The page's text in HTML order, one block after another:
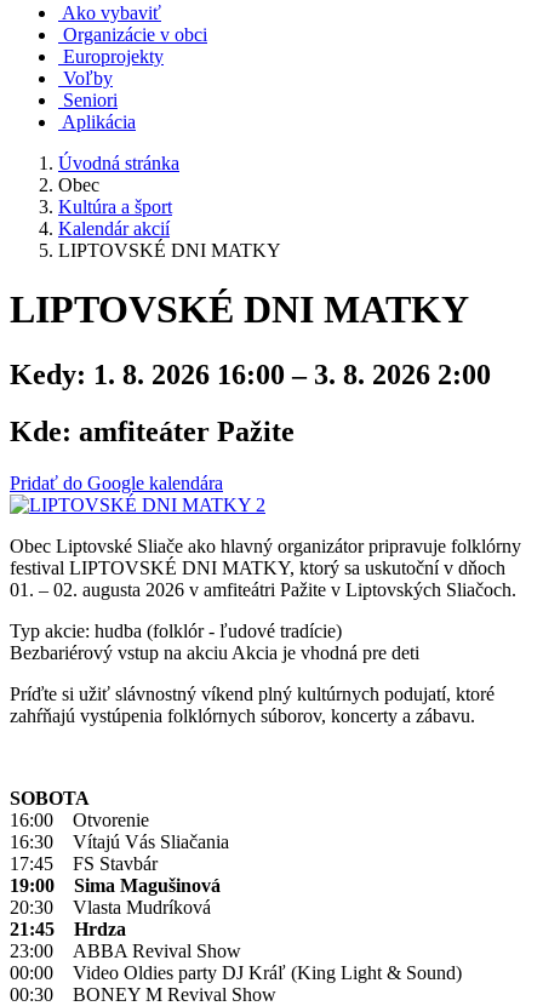
Ako vybaviť
Organizácie v obci
Europrojekty
Voľby
Seniori
Aplikácia
Úvodná stránka
Obec
Kultúra a šport
Kalendár akcií
LIPTOVSKÉ DNI MATKY
LIPTOVSKÉ DNI MATKY
Kedy: 1. 8. 2026 16:00 – 3. 8. 2026 2:00
Kde: amfiteáter Pažite
Pridať do Google kalendára
Obec Liptovské Sliače ako hlavný organizátor pripravuje folklórny
festival LIPTOVSKÉ DNI MATKY, ktorý sa uskutoční v dňoch
01. – 02. augusta 2026 v amfiteátri Pažite v Liptovských Sliačoch.
Typ akcie: hudba (folklór - ľudové tradície)
Bezbariérový vstup na akciu Akcia je vhodná pre deti
Príďte si užiť slávnostný víkend plný kultúrnych podujatí, ktoré
zahŕňajú vystúpenia folklórnych súborov, koncerty a zábavu.
SOBOTA
16:00 Otvorenie
16:30 Vítajú Vás Sliačania
17:45 FS Stavbár
19:00 Sima Magušinová
20:30 Vlasta Mudríková
21:45 Hrdza
23:00 ABBA Revival Show
00:00 Video Oldies party DJ Kráľ (King Light & Sound)
00:30 BONEY M Revival Show